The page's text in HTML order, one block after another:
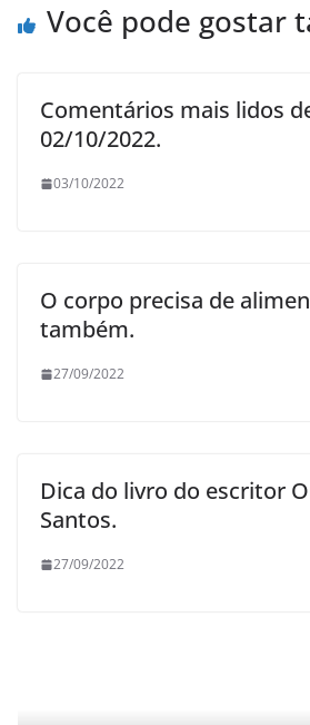
Você pode gostar
Comentários mais lidos
02/10/2022.
03/10/2022
O corpo precisa de
também.
27/09/2022
Dica do livro do escritor
Santos.
27/09/2022